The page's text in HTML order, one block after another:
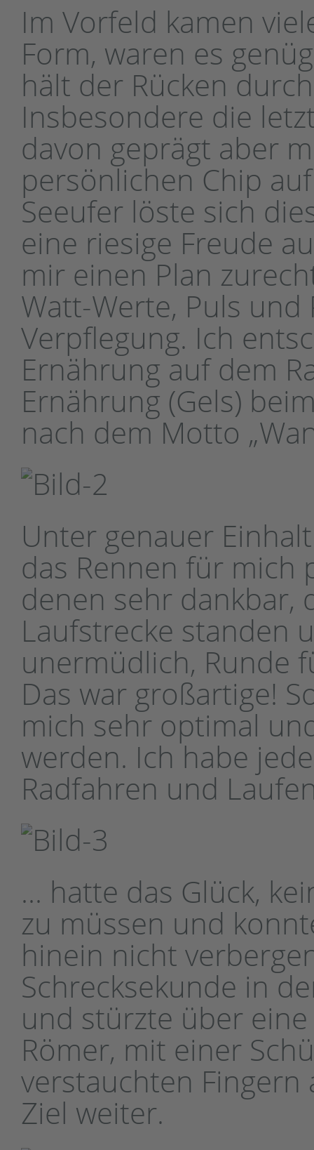
Im Vorfeld kamen
Form, waren es
hält der Rücken
Insbesondere die
davon geprägt aber
persönlichen Chip
Seeufer löste sich
eine riesige Freude
mir einen Plan
Watt-Werte, Puls und
Verpflegung. Ich
Ernährung auf dem
Ernährung (Gels)
nach dem Motto
Unter genauer
das Rennen für mich
denen sehr dankbar,
Laufstrecke standen
unermüdlich, Runde
Das war großartige!
mich sehr optimal
werden. Ich habe
Radfahren und
... hatte das Glück,
zu müssen und
hinein nicht
Schrecksekunde in
und stürzte über
Römer, mit einer
verstauchten
Ziel weiter.